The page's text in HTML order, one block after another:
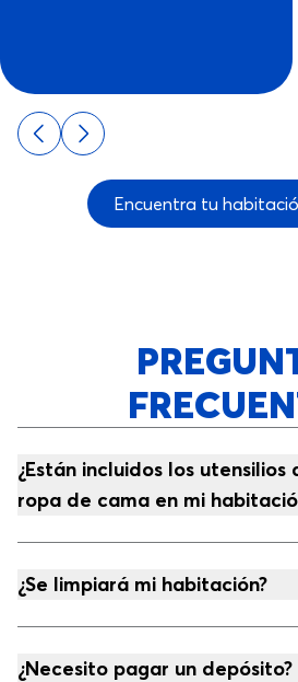
Encuentra tu
¿Están incluidos los
ropa de cama en mi
¿Se limpiará mi habitación?
¿Necesito pagar un depósito?